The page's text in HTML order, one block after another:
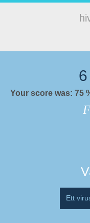
6
Your score was: 75
Ett